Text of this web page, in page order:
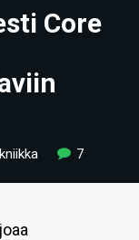
Core
7